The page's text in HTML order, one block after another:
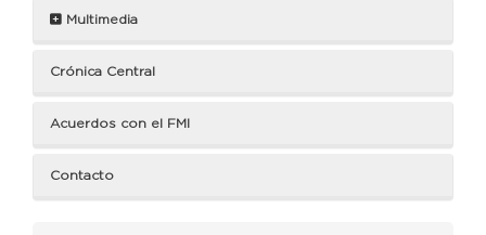
Multimedia
Crónica Central
Acuerdos con el FMI
Contacto